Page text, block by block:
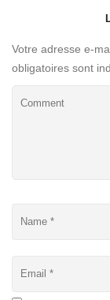
Votre adresse e-
obligatoires sont